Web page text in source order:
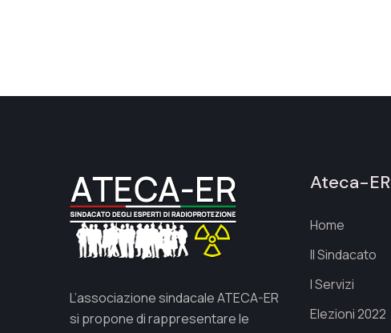
L’associazione sindacale ATECA-ER
si propone di rappresentare le
Ateca-ER
Home
Il Sindacato
I Servizi
Elezioni 2022